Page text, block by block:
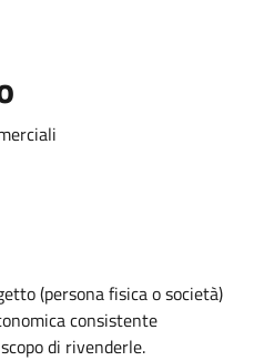
(persona fisica o società)
consistente
di rivenderle.